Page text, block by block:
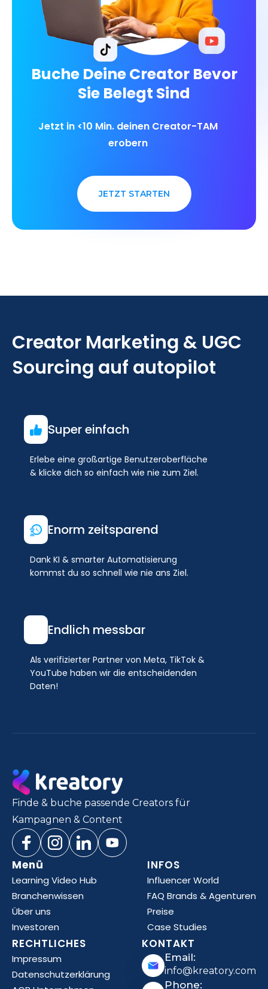
Buche Deine Creator Bevor
Sie Belegt Sind
Jetzt in <10 Min. deinen Creator-TAM
erobern
JETZT STARTEN
Creator Marketing & UGC
Sourcing auf autopilot
Super einfach
Erlebe eine großartige Benutzeroberfläche
& klicke dich so einfach wie nie zum Ziel.
Enorm zeitsparend
Dank KI & smarter Automatisierung
kommst du so schnell wie nie ans Ziel.
Endlich messbar
Als verifizierter Partner von Meta, TikTok &
YouTube haben wir die entscheidenden
Daten!
Finde & buche passende Creators für
Kampagnen & Content
Menü
Learning Video Hub
Branchenwissen
Über uns
Investoren
INFOS
Influencer World
FAQ Brands & Agenturen
Preise
Case Studies
RECHTLICHES
Impressum
Datenschutzerklärung
KONTAKT
Email:
info@kreatory.com
Phone: